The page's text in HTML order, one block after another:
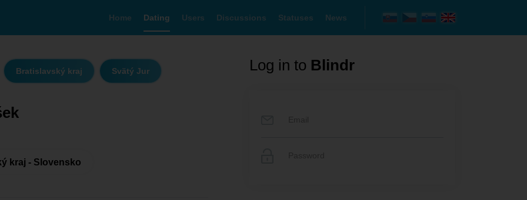
Home Dating Users Discussions Statuses News
Bratislavský kraj Svätý Jur
kraj - Slovensko
Log in to Blindr